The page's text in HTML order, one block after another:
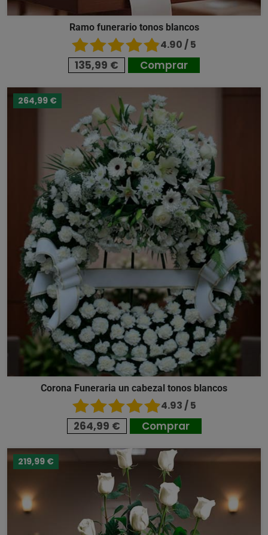
Ramo funerario tonos blancos
4.90 / 5
135,99 € Comprar
264,99 €
Corona Funeraria un cabezal tonos blancos
4.93 / 5
264,99 € Comprar
219,99 €